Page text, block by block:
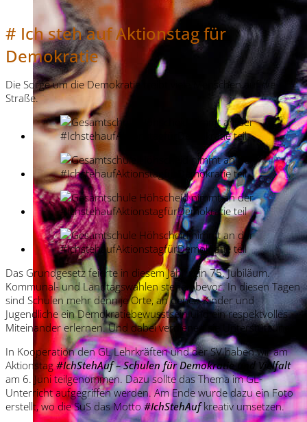
# Ich steh auf Aktionstag für
Demokratie
Die Sorge um die Demokratie treibt viele Menschen auf die
Straße.
Das Grundgesetz feierte in diesem Jahr sein 75. Jubiläum.
Kommunal- und Landtagswahlen stehen bevor. In diesen Tagen
sind Schulen mehr denn je Orte, an denen Kinder und
Jugendliche ein Demokratiebewusstsein und ein respektvolles
Miteinander erlernen. Und dabei verdienen sie Unterstützung!
In Kooperation den GL Lehrkräften und der SV haben wir am
Aktionstag#IchStehAuf – Schulen für Demokratie und Vielfalt
am 6. Juni teilgenommen. Dazu sollte das Thema im GL-
Unterricht aufgegriffen werden. Am Ende wurde dazu ein Foto
erstellt, wo die SuS das Motto#IchStehAufkreativ umsetzen.